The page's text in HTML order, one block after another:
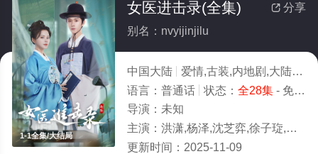
1-1全集/大结局
 分享
女医进击录(全集)
别名：nvyijinjilu
中国大陆 爱情,古装,内地剧,大陆
语言： 普通话 状态： 全28集- 免费在线观看
导演： 未知
主演： 洪潇,杨泽,沈芝弈,徐子琁,赵启玥,苏祈安,徐紫茵,杨舒亦,冷恋柔
更新时间： 2025-11-09